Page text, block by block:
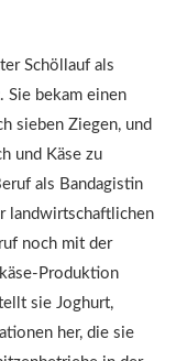
Schöllauf als
Sie bekam einen
sieben Ziegen, und
und Käse zu
als Bandagistin
landwirtschaftlichen
noch mit der
Produktion
sie Joghurt,
her, die sie